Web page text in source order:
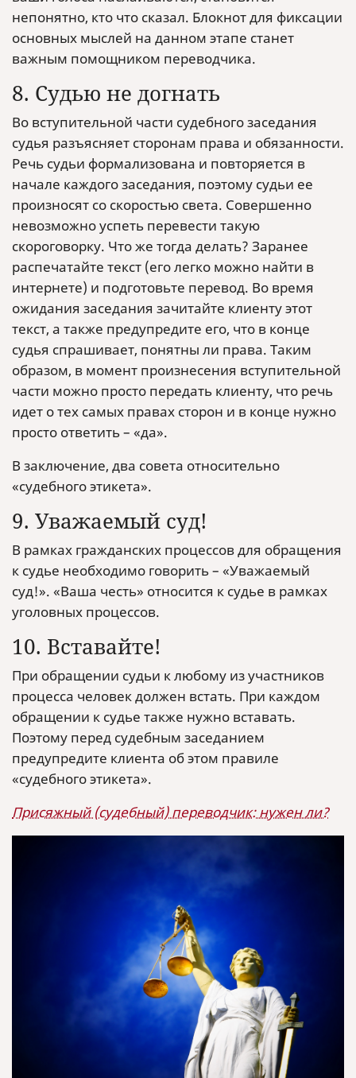
непонятно, кто что сказал. Блокнот для фиксации
основных мыслей на данном этапе станет
важным помощником переводчика.
8. Судью не догнать
Во вступительной части судебного заседания
судья разъясняет сторонам права и обязанности.
Речь судьи формализована и повторяется в
начале каждого заседания, поэтому судьи ее
произносят со скоростью света. Совершенно
невозможно успеть перевести такую
скороговорку. Что же тогда делать? Заранее
распечатайте текст (его легко можно найти в
интернете) и подготовьте перевод. Во время
ожидания заседания зачитайте клиенту этот
текст, а также предупредите его, что в конце
судья спрашивает, понятны ли права. Таким
образом, в момент произнесения вступительной
части можно просто передать клиенту, что речь
идет о тех самых правах сторон и в конце нужно
просто ответить – «да».
В заключение, два совета относительно
«судебного этикета».
9. Уважаемый суд!
В рамках гражданских процессов для обращения
к судье необходимо говорить – «Уважаемый
суд!». «Ваша честь» относится к судье в рамках
уголовных процессов.
10. Вставайте!
При обращении судьи к любому из участников
процесса человек должен встать. При каждом
обращении к судье также нужно вставать.
Поэтому перед судебным заседанием
предупредите клиента об этом правиле
«судебного этикета».
Присяжный (судебный) переводчик: нужен ли?